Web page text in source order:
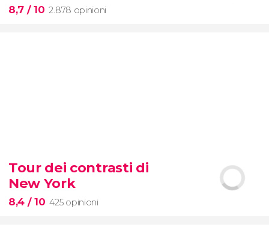
8,7 / 10 2.878 opinioni
scoprite tutti i segreti dell'Arena
dei gladiatori
Tour dei contrasti di
New York
8,4 / 10 425 opinioni